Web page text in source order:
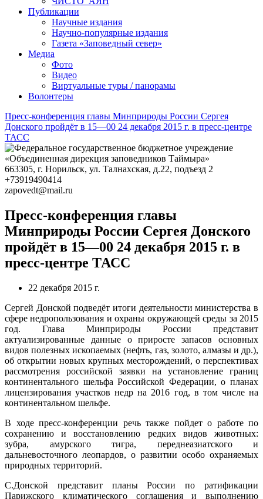
Фестиваль ремёсел в Хатанге
ЧИСТО_АЯН
Публикации
Научные издания
Научно-популярные издания
Газета «Заповедный север»
Медиа
Фото
Видео
Волонтеры
Пресс-конференция главы Минприроды России Сергея
Донского пройдёт в 15—00 24 декабря 2015 г. в пресс-центре
ТАСС
663305, г.Норильск
zapovedt@mail.ru
Пресс-конференция главы
Минприроды России Сергея Донского
пройдёт в 15—00 24 декабря 2015 г. в
пресс-центре ТАСС
22 декабря 2015 г.
Сергей Донской подведёт итоги деятельности министерства в
сфере недропользования и охраны окружающей среды за 2015
год. Глава Минприроды России представит
актуализированные данные о приросте запасов основных
видов полезных ископаемых (нефть, газ, золото, алмазы и др.),
об открытии новых крупных месторождений, о перспективах
рассмотрения российской заявки на установление границ
континентального шельфа Российской Федерации, о планах
континентальном шельфе.
В ходе пресс-конференции речь также пойдет о работе по
сохранению и восстановлению редких видов животных:
зубра, амурского тигра, переднеазиатского и
природных территорий.